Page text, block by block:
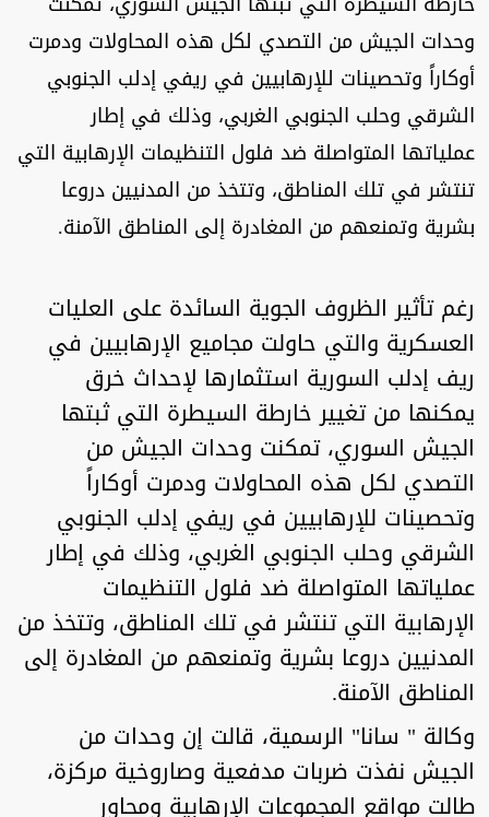
وحدات الجيش من التصدي لكل هذه المحاولات ودمرت
أوكاراً وتحصينات للإرهابيين في ريفي إدلب الجنوبي
الشرقي وحلب الجنوبي الغربي، وذلك في إطار
عملياتها المتواصلة ضد فلول التنظيمات الإرهابية التي
تنتشر في تلك المناطق، وتتخذ من المدنيين دروعا
بشرية وتمنعهم من المغادرة إلى المناطق الآمنة.
رغم تأثير الظروف الجوية السائدة على العليات
العسكرية والتي حاولت مجاميع الإرهابيين في
ريف إدلب السورية استثمارها لإحداث خرق
يمكنها من تغيير خارطة السيطرة التي ثبتها
الجيش السوري، تمكنت وحدات الجيش من
التصدي لكل هذه المحاولات ودمرت أوكاراً
وتحصينات للإرهابيين في ريفي إدلب الجنوبي
الشرقي وحلب الجنوبي الغربي، وذلك في إطار
عملياتها المتواصلة ضد فلول التنظيمات
الإرهابية التي تنتشر في تلك المناطق، وتتخذ من
المدنيين دروعا بشرية وتمنعهم من المغادرة إلى
المناطق الآمنة.
وكالة " سانا" الرسمية، قالت إن وحدات من
الجيش نفذت ضربات مدفعية وصاروخية مركزة،
طالت مواقع المجموعات الإرهابية ومحاور